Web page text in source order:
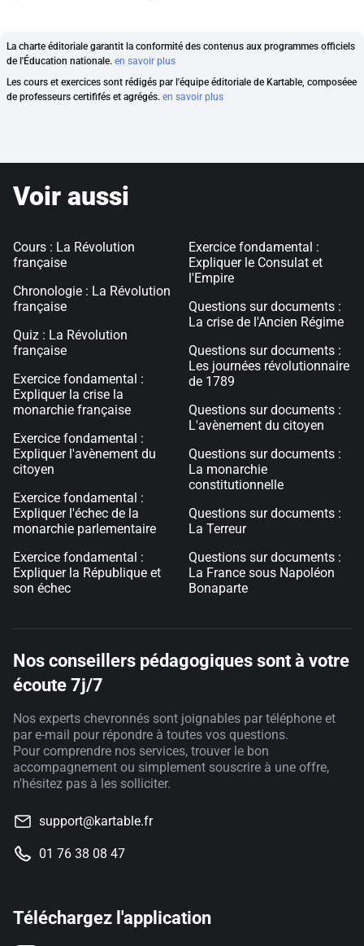
La charte éditoriale garantit la conformité des contenus aux programmes officiels
de l'Éducation nationale. en savoir plus
Les cours et exercices sont rédigés par l'équipe éditoriale de Kartable, composéee
de professeurs certififés et agrégés. en savoir plus
Voir aussi
Cours : La Révolution
française
Chronologie : La Révolution
française
Quiz : La Révolution
française
Exercice fondamental :
Expliquer la crise la
monarchie française
Exercice fondamental :
Expliquer l'avènement du
citoyen
Exercice fondamental :
Expliquer l'échec de la
monarchie parlementaire
Exercice fondamental :
Expliquer la République et
son échec
Exercice fondamental :
Expliquer le Consulat et
l'Empire
Questions sur documents :
La crise de l'Ancien Régime
Questions sur documents :
Les journées révolutionnaire
de 1789
Questions sur documents :
L'avènement du citoyen
Questions sur documents :
La monarchie
constitutionnelle
Questions sur documents :
La Terreur
Questions sur documents :
La France sous Napoléon
Bonaparte
Nos conseillers pédagogiques sont à votre
écoute 7j/7
Nos experts chevronnés sont joignables par téléphone et
par e-mail pour répondre à toutes vos questions.
Pour comprendre nos services, trouver le bon
accompagnement ou simplement souscrire à une offre,
n'hésitez pas à les solliciter.
support@kartable.fr
01 76 38 08 47
Téléchargez l'application